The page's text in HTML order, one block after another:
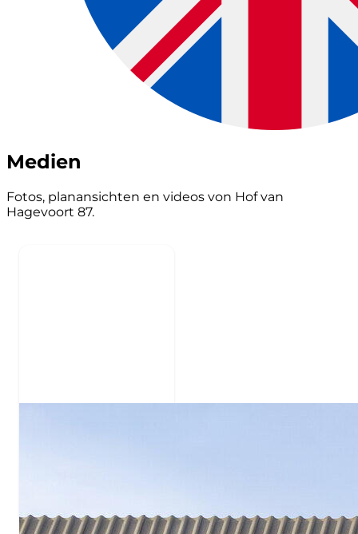
Medien
Fotos, planansichten en videos von Hof van
Hagevoort 87.